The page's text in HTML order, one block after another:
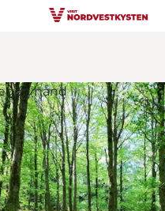
ferie
hånd